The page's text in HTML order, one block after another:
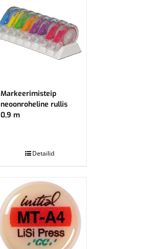
Markeerimisteip
neoonroheline rullis
0,9 m
Detailid